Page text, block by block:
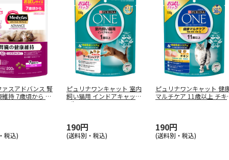
ァスアドバンス 腎
持 7歳頃から チ
税込)
ピュリナワンキャット 室内
飼い猫用 インドアキャット
1歳
190円
(送料別・税込)
ピュリナワンキャット 健
マルチケア 11歳以上 チキ
190円
(送料別・税込)